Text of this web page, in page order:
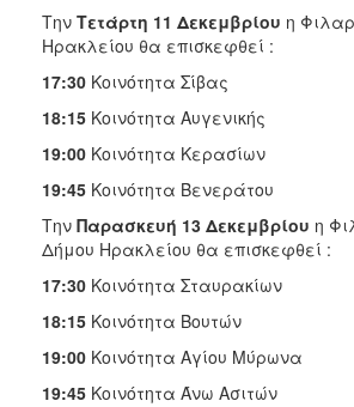
Την Τετάρτη 11 Δεκεμβρίου η
Ηρακλείου θα επισκεφθεί :
17:30 Κοινότητα Σίβας
18:15 Κοινότητα Αυγενικής
19:00 Κοινότητα Κερασίων
19:45 Κοινότητα Βενεράτου
Την Παρασκευή 13 Δεκεμβρίου η
Δήμου Ηρακλείου θα επισκεφθεί :
17:30 Κοινότητα Σταυρακίων
18:15 Κοινότητα Βουτών
19:00 Κοινότητα Αγίου Μύρωνα
19:45 Κοινότητα Άνω Ασιτών